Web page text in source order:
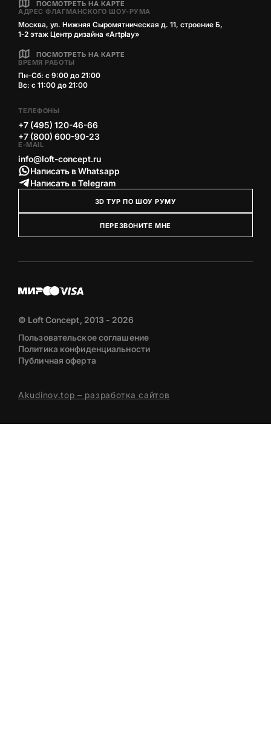
ПОСМОТРЕТЬ НА КАРТЕ
АДРЕС ФЛАГМАНСКОГО ШОУ-РУМА
Москва, ул. Нижняя Сыромятническая д. 11, строение Б,
1‑2 этаж Центр дизайна «Artplay»
ПОСМОТРЕТЬ НА КАРТЕ
ВРЕМЯ РАБОТЫ
Пн-Сб: с 9:00 до 21:00
Вс: с 11:00 до 21:00
ТЕЛЕФОНЫ
+7 (495) 120-46-66
+7 (800) 600-90-23
E-MAIL
info@loft-concept.ru
Написать в Whatsapp
Написать в Telegram
3D ТУР ПО ШОУ РУМУ
ПЕРЕЗВОНИТЕ МНЕ
© Loft Concept, 2013 - 2026
Пользовательское соглашение
Политика конфиденциальности
Публичная оферта
Akudinov.top – разработка сайтов